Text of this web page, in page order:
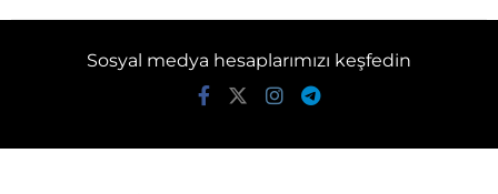
Sosyal medya hesaplarımızı keşfedin